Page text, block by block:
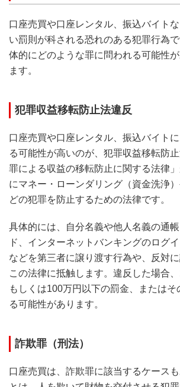
口座売買や口座レンタル、振込バイト
い罰則が科される恐れのある犯罪行為
体的にどのような罪に問われる可能性
ます。
犯罪収益移転防止法違反
口座売買や口座レンタル、振込バイト
る可能性が高いのが、犯罪収益移転防
罪による収益の移転防止に関する法律
にマネー・ローンダリング（資金洗浄
どの犯罪を防止するための法律です。
具体的には、自分名義や他人名義の通
ド、インターネットバンキングのログ
などを第三者に譲り渡す行為や、反対
この法律に抵触します。違反した場合
もしくは100万円以下の罰金、または
る可能性があります。
詐欺罪（刑法）
口座売買は、詐欺罪に該当するケース